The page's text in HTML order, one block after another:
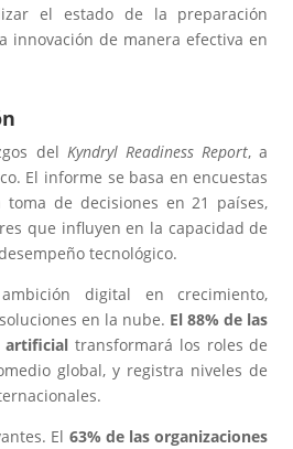
el estado de la preparación
innovación de manera efectiva en
del Kyndryl Readiness Report, a
El informe se basa en encuestas
de decisiones en 21 países,
que influyen en la capacidad de
tecnológico.
digital en crecimiento,
en la nube. El 88% de las
artificial transformará los roles de
global, y registra niveles de
El 63% de las organizaciones